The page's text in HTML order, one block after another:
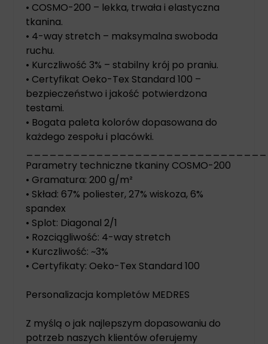
• COSMO-200 – lekka, trwała i elastyczna
tkanina.
• 4-way stretch – maksymalna swoboda
ruchu.
• Kurczliwość 3% – stabilny krój po praniu.
• Certyfikat Oeko-Tex Standard 100 –
bezpieczeństwo i jakość potwierdzona
testami.
• Bogata paleta kolorów dopasowana do
każdego zespołu i placówki.
Parametry techniczne tkaniny COSMO-200
• Gramatura: 200 g/m²
• Skład: 67% poliester, 27% wiskoza, 6%
spandex
• Splot: Diagonal 2/1
• Rozciągliwość: 4-way stretch
• Kurczliwość: ~3%
• Certyfikaty: Oeko-Tex Standard 100
Personalizacja kompletów MEDRES
Z myślą o jak najlepszym dopasowaniu do
potrzeb naszych klientów oferujemy